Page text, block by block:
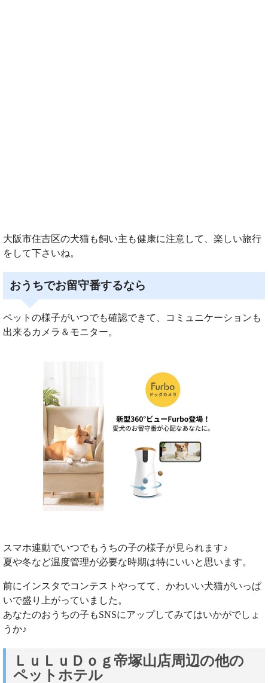
大阪市住吉区の犬猫も飼い主も健康に注意して、楽しい旅行
をして下さいね。
おうちでお留守番するなら
ペットの様子がいつでも確認できて、コミュニケーションも
出来るカメラ＆モニター。
スマホ連動でいつでもうちの子の様子が見られます♪
夏や冬など温度管理が必要な時期は特にいいと思います。
前にインスタでコンテストやってて、かわいい犬猫がいっぱ
いで盛り上がっていました。
あなたのおうちの子もSNSにアップしてみてはいかがでしょ
うか♪
ＬｕＬｕＤｏｇ帝塚山店周辺の他の
ペットホテル